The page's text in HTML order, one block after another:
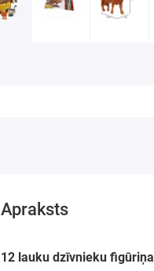
Apraksts
12 lauku dzīvnieku